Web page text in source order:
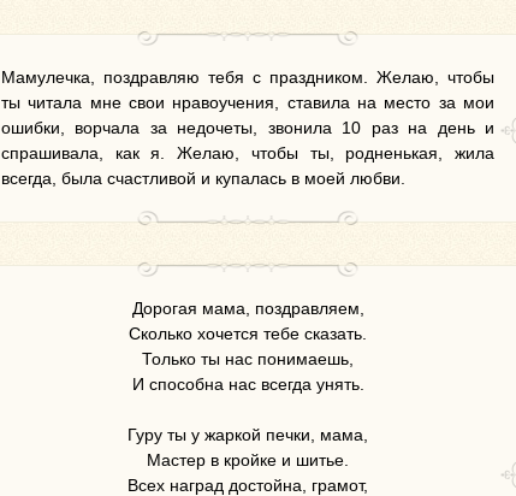
Мамулечка, поздравляю тебя с праздником. Желаю, чтобы
ты читала мне свои нравоучения, ставила на место за мои
ошибки, ворчала за недочеты, звонила 10 раз на день и
спрашивала, как я. Желаю, чтобы ты, родненькая, жила
всегда, была счастливой и купалась в моей любви.
Дорогая мама, поздравляем,
Сколько хочется тебе сказать.
Только ты нас понимаешь,
И способна нас всегда унять.
Гуру ты у жаркой печки, мама,
Мастер в кройке и шитье.
Всех наград достойна, грамот,